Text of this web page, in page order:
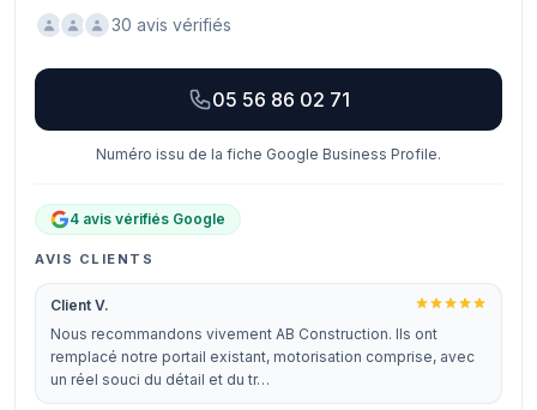
30 avis vérifiés
05 56 86 02 71
Numéro issu de la fiche Google Business Profile.
4 avis vérifiés Google
AVIS CLIENTS
Client V.
Nous recommandons vivement AB Construction. Ils ont
remplacé notre portail existant, motorisation comprise, avec
un réel souci du détail et du tr…